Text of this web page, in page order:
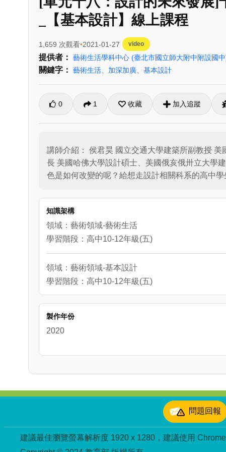
_【基本設計】線上課程
1,659 次觀看 2021-01-27 video
提供者： 藝術生活學科中心 (臺北市國立師大附中附設國
關鍵字： 藝術生活 加深加廣 基本設計
0 1 收藏 加入追蹤
講師介紹： 侯君昊 國立交通大學建築所副教授
長 美國哈佛大學設計碩士、美國俄亥俄卅立大學
色是如何改變的呢？給想走設計相關科系的高中學
知識架構
領域：藝術領域-藝術生活
學習階段：高中10-12年級(五)
領域：藝術領域-基本設計
學習階段：高中10-12年級(五)
製作年份
2020
問題回報
建議最佳瀏覽螢幕解析度 1920 x 1280，建議使用